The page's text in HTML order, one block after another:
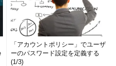
「アカウントポリシー」でユーザ
ーのパスワード設定を定義する
(1/3)